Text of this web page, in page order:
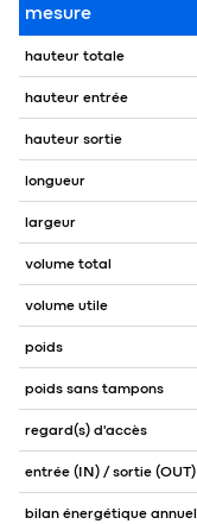
mesure
hauteur totale
hauteur entrée
hauteur sortie
longueur
largeur
volume total
volume utile
poids
poids sans tampons
regard(s) d'accès
entrée (IN) / sortie (OUT)
bilan énergétique annuel